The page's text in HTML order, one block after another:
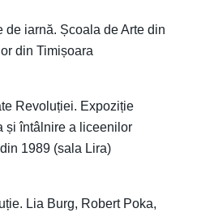
iarnă. Școala de Arte din
din Timișoara
Revoluției. Expoziție
și întâlnire a liceenilor
1989 (sala Lira)
Lia Burg, Robert Poka,